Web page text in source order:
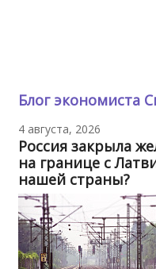
Блог экономиста
4 августа, 2026
Россия закрыла
на границе с
нашей страны?